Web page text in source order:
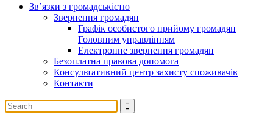
Зв’язки з громадськістю
Звернення громадян
Графік особистого прийому громадян
Головним управлінням
Електронне звернення громадян
Безоплатна правова допомога
Консультативний центр захисту споживачів
Контакти